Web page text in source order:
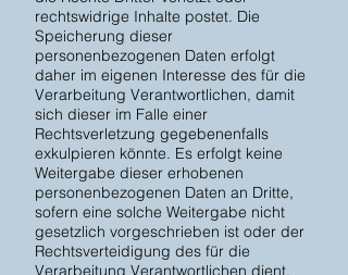
rechtswidrige Inhalte postet. Die
Speicherung dieser
personenbezogenen Daten erfolgt
daher im eigenen Interesse des für die
Verarbeitung Verantwortlichen, damit
sich dieser im Falle einer
Rechtsverletzung gegebenenfalls
exkulpieren könnte. Es erfolgt keine
Weitergabe dieser erhobenen
personenbezogenen Daten an Dritte,
sofern eine solche Weitergabe nicht
gesetzlich vorgeschrieben ist oder der
Rechtsverteidigung des für die
Verarbeitung Verantwortlichen dient.